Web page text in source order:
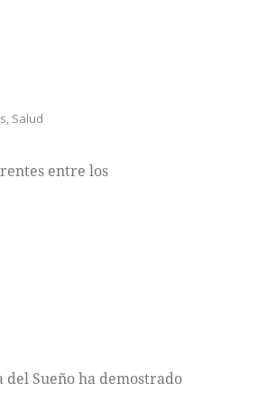
, Salud
entre los
Sueño ha demostrado